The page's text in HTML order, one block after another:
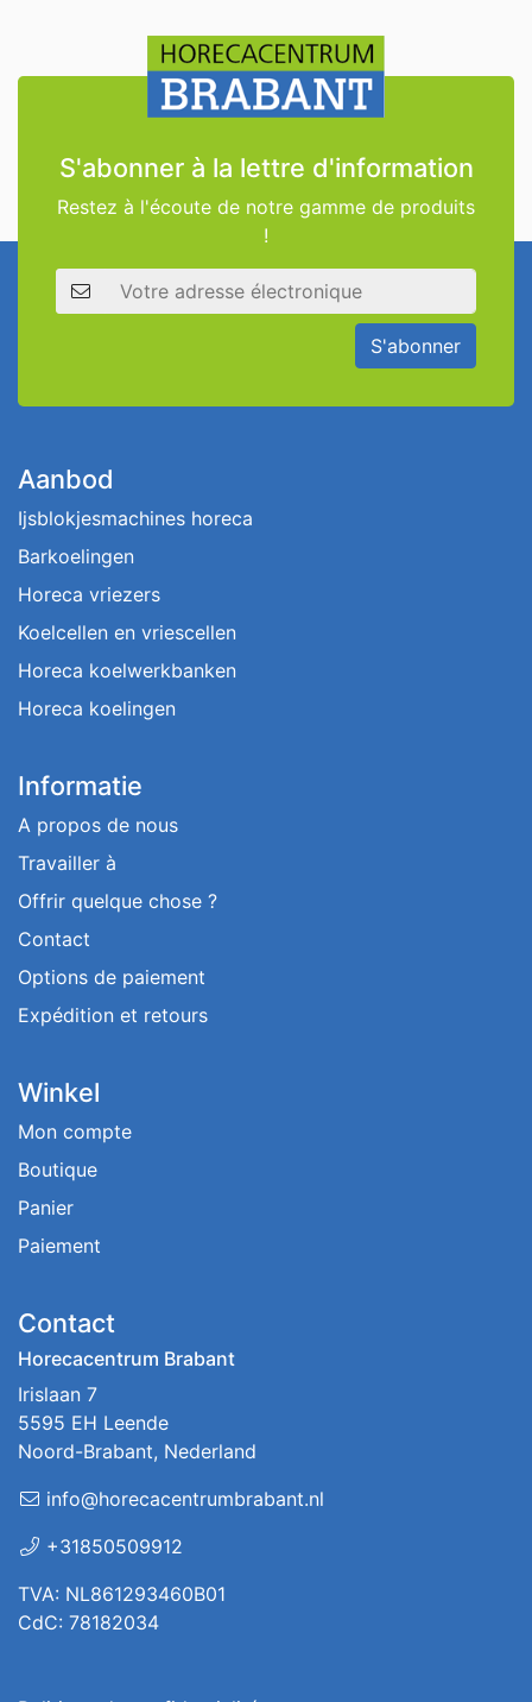
S'abonner à la lettre d'information
Restez à l'écoute de notre gamme de produits
!
Adresse électronique
S'abonner
Aanbod
Ijsblokjesmachines horeca
Barkoelingen
Horeca vriezers
Koelcellen en vriescellen
Horeca koelwerkbanken
Horeca koelingen
Informatie
A propos de nous
Travailler à
Offrir quelque chose ?
Contact
Options de paiement
Expédition et retours
Winkel
Mon compte
Boutique
Panier
Paiement
Contact
Horecacentrum Brabant
Irislaan 7
5595 EH Leende
Noord-Brabant, Nederland
info@horecacentrumbrabant.nl
+31850509912
TVA: NL861293460B01
CdC: 78182034